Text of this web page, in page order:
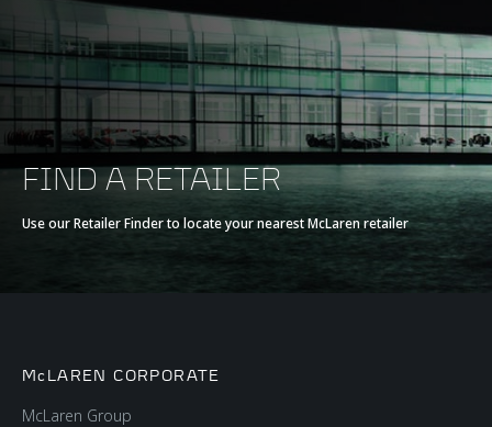
FIND A RETAILER
Use our Retailer Finder to locate your nearest McLaren retailer
McLAREN CORPORATE
McLaren Group